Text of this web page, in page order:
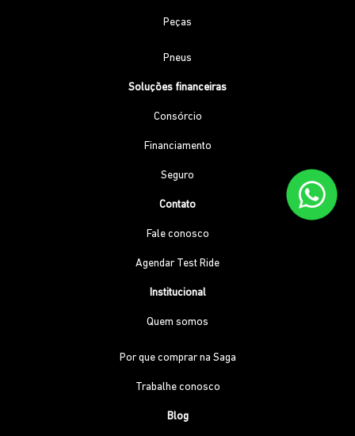
Peças
Pneus
Soluções financeiras
Consórcio
Financiamento
Seguro
Contato
Fale conosco
Agendar Test Ride
Institucional
Quem somos
Por que comprar na Saga
Trabalhe conosco
Blog